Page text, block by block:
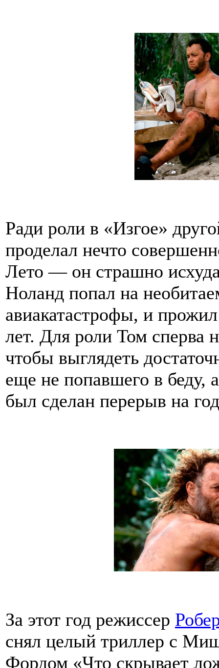
Ради роли в «Изгое»
проделал нечто
Лето — он страшно
Ноланд попал на
авиакатастрофы, и
лет. Для роли Том сперва
чтобы выглядеть
еще не попавшего в беду,
был сделан перерыв на
За этот год режиссер
снял целый триллер с
Фордом «Что скрывает